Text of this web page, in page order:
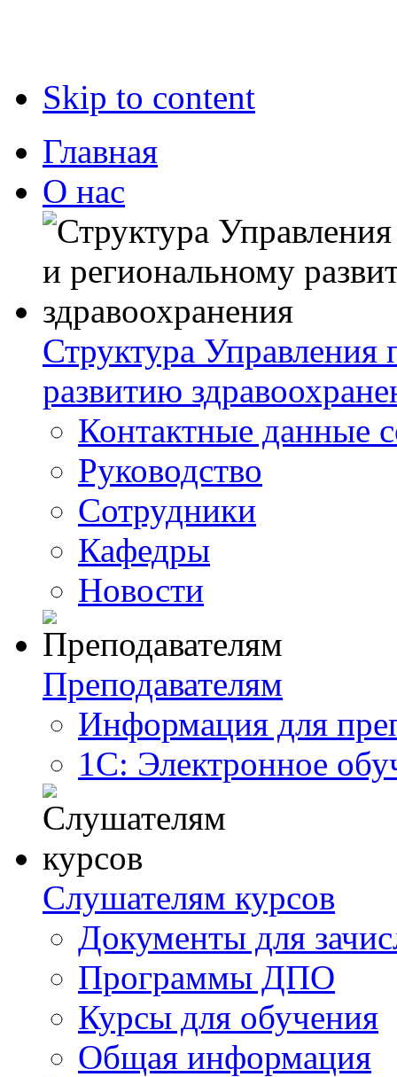
Skip to content
Главная
О нас
Структура
развитию
Контактные данные
Руководство
Сотрудники
Кафедры
Новости
Преподавателям
Информация для
1С: Электронное
Слушателям курсов
Документы для
Программы ДПО
Курсы для обучения
Общая информация